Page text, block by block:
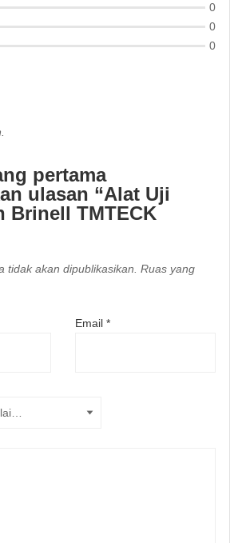
0
0
0
pertama
ulasan “Alat Uji
Brinell TMTECK
tidak akan dipublikasikan. Ruas yang
Email *